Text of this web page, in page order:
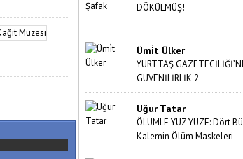
DÖKÜLMÜŞ!
Ümi̇t Ülker
YURTTAŞ
GÜVENİLİRLİK 2
Uğur Tatar
ÖLÜMLE YÜZ YÜZE: Dört
Kalemin Ölüm Maskeleri